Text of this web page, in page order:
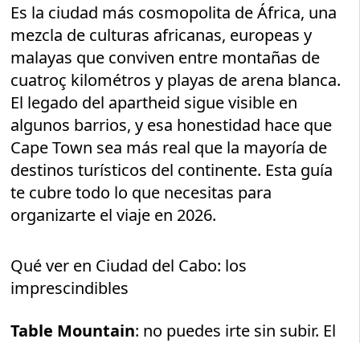
Es la ciudad más cosmopolita de África, una
mezcla de culturas africanas, europeas y
malayas que conviven entre montañas de
cuatroç kilométros y playas de arena blanca.
El legado del apartheid sigue visible en
algunos barrios, y esa honestidad hace que
Cape Town sea más real que la mayoría de
destinos turísticos del continente. Esta guía
te cubre todo lo que necesitas para
organizarte el viaje en 2026.
Qué ver en Ciudad del Cabo: los
imprescindibles
Table Mountain: no puedes irte sin subir. El